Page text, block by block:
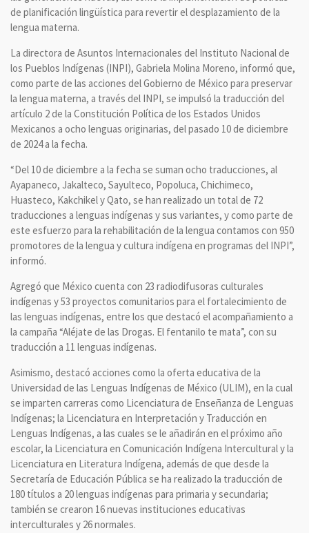
de planificación lingüística para revertir el desplazamiento de la
lengua materna.
La directora de Asuntos Internacionales del Instituto Nacional de
los Pueblos Indígenas (INPI), Gabriela Molina Moreno, informó que,
como parte de las acciones del Gobierno de México para preservar
la lengua materna, a través del INPI, se impulsó la traducción del
artículo 2 de la Constitución Política de los Estados Unidos
Mexicanos a ocho lenguas originarias, del pasado 10 de diciembre
de 2024 a la fecha.
“Del 10 de diciembre a la fecha se suman ocho traducciones, al
Ayapaneco, Jakalteco, Sayulteco, Popoluca, Chichimeco,
Huasteco, Kakchikel y Qato, se han realizado un total de 72
traducciones a lenguas indígenas y sus variantes, y como parte de
este esfuerzo para la rehabilitación de la lengua contamos con 950
promotores de la lengua y cultura indígena en programas del INPI”,
informó.
Agregó que México cuenta con 23 radiodifusoras culturales
indígenas y 53 proyectos comunitarios para el fortalecimiento de
las lenguas indígenas, entre los que destacó el acompañamiento a
la campaña “Aléjate de las Drogas. El fentanilo te mata”, con su
traducción a 11 lenguas indígenas.
Asimismo, destacó acciones como la oferta educativa de la
Universidad de las Lenguas Indígenas de México (ULIM), en la cual
se imparten carreras como Licenciatura de Enseñanza de Lenguas
Indígenas; la Licenciatura en Interpretación y Traducción en
Lenguas Indígenas, a las cuales se le añadirán en el próximo año
escolar, la Licenciatura en Comunicación Indígena Intercultural y la
Licenciatura en Literatura Indígena, además de que desde la
Secretaría de Educación Pública se ha realizado la traducción de
180 títulos a 20 lenguas indígenas para primaria y secundaria;
también se crearon 16 nuevas instituciones educativas
interculturales y 26 normales.